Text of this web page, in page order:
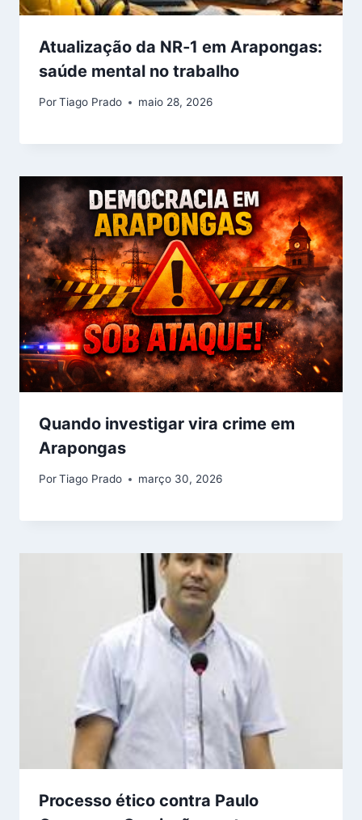
Atualização da NR‑1 em Arapongas:
saúde mental no trabalho
PorTiago Prado maio 28, 2026
Quando investigar vira crime em
Arapongas
PorTiago Prado março 30, 2026
Processo ético contra Paulo